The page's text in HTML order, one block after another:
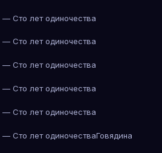
Сто лет одиночества
Сто лет одиночества
Сто лет одиночества
Сто лет одиночества
Сто лет одиночества
Сто лет одиночестваГовядина